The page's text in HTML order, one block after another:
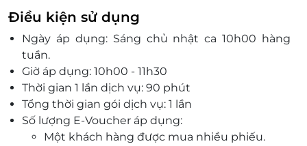
mục xiếc thú đang yêu mang đến những
khoảnh khắc ý nghĩa, tuyệt vời.
Khán giả sẽ có cơ hội thưởng thức các màn biểu
diễn ấn tượng, những tương tác thú vị giữa
nghệ sĩ với khán giả, cùng bài học ý nghĩa về
tình đoàn kết của muôn loài thông qua vở kịch
thiếu nhi.
Rạp Xiếc Trung Ương sở hữu sân khấu tròn 3D,
âm thanh, ánh sáng hiện đại cùng hệ thống
Điều kiện sử dụng
Ngày áp dụng: Sáng chủ nhật ca 10h00 hàng
tuần.
Giờ áp dụng: 10h00 - 11h30
Thời gian 1 lần dịch vụ: 90 phút
Tổng thời gian gói dịch vụ: 1 lần
Số lượng E-Voucher áp dụng:
Một khách hàng được mua nhiều phiếu.